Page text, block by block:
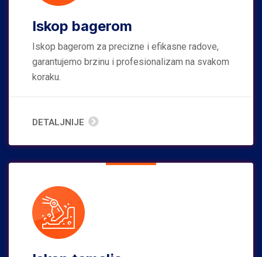
Iskop bagerom
Iskop bagerom za precizne i efikasne radove,
garantujemo brzinu i profesionalizam na svakom
koraku.
DETALJNIJE